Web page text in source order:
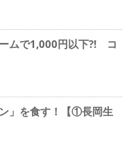
ムで1,000円以下?! コ
」を食す！【①長岡生